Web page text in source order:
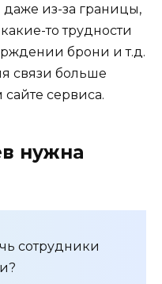
из-за границы,
то трудности
брони и т.д.
связи больше
сервиса.
нужна
сотрудники